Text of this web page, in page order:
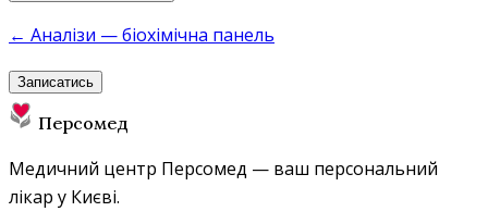
← Аналізи — біохімічна панель
Записатись
Персомед
Медичний центр Персомед — ваш персональний
лікар у Києві.